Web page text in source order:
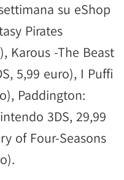
su eShop
Pirates
Karous -The Beast
5,99 euro), I Puffi
Paddington:
3DS, 29,99
of Four-Seasons